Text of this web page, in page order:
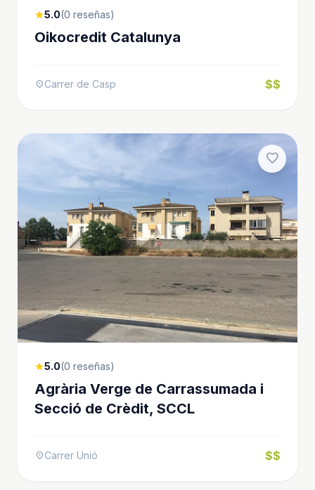
star5.0(0 reseñas)
Oikocredit Catalunya
location_onCarrer de Casp $$
favorite
star5.0(0 reseñas)
Agrària Verge de Carrassumada i
Secció de Crèdit, SCCL
location_onCarrer Unió $$